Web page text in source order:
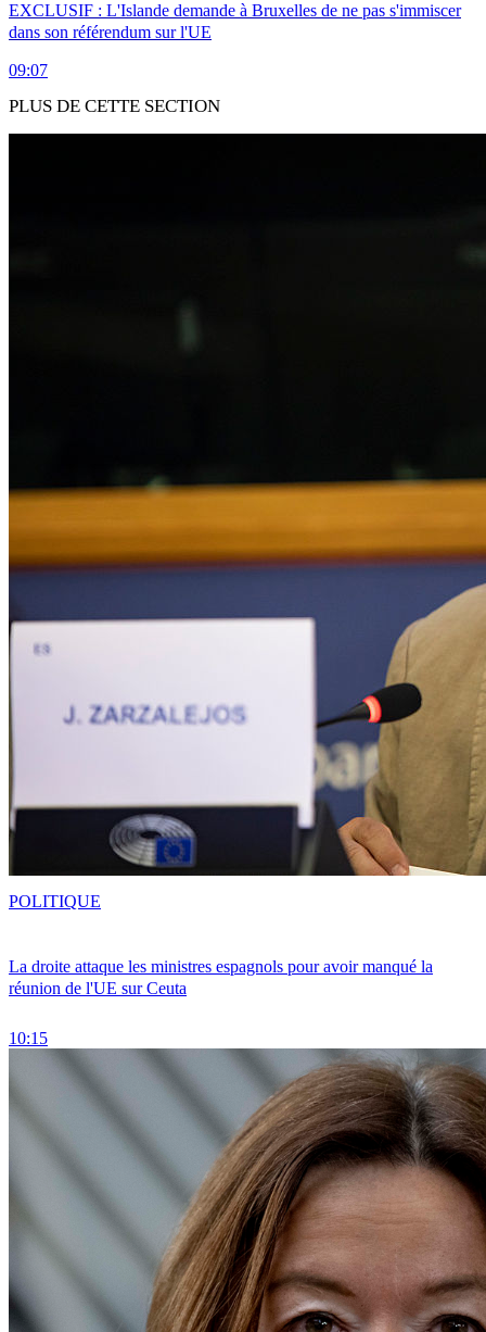
EXCLUSIF : L'Islande demande à Bruxelles de ne pas s'immiscer
dans son référendum sur l'UE
09:07
PLUS DE CETTE SECTION
La droite attaque les ministres espagnols pour avoir manqué la
réunion de l'UE sur Ceuta
10:15
POLITIQUE